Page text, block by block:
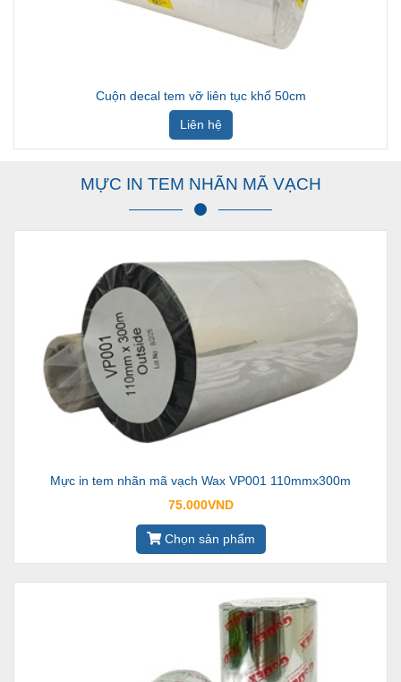
Cuộn decal tem vỡ liên tục khổ 50cm
Liên hệ
MỰC IN TEM NHÃN MÃ VẠCH
Mực in tem nhãn mã vạch Wax VP001 110mmx300m
75.000VND
Chọn sản phẩm